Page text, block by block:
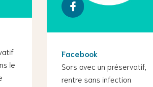
le
Facebook
Sors avec un préservatif,
rentre sans infection